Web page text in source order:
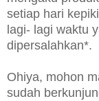
setiap hari
lagi- lagi waktu
dipersalahkan*.
Ohiya, mohon
sudah